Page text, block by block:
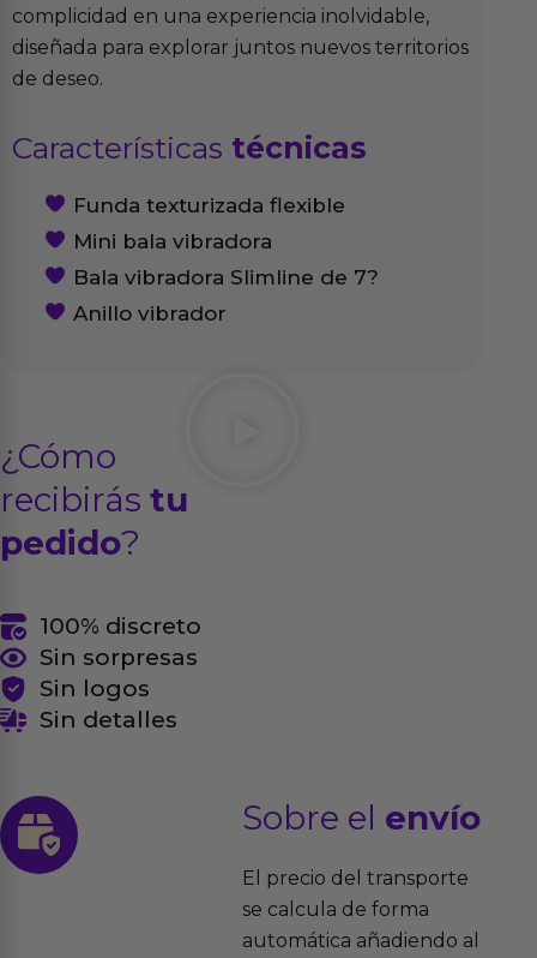
complicidad en una experiencia inolvidable,
diseñada para explorar juntos nuevos territorios
de deseo.
Características técnicas
Funda texturizada flexible
Mini bala vibradora
Bala vibradora Slimline de 7?
Anillo vibrador
¿Cómo
recibirás tu
pedido?
100% discreto
Sin sorpresas
Sin logos
Sin detalles
Sobre el envío
El precio del transporte
se calcula de forma
automática añadiendo al